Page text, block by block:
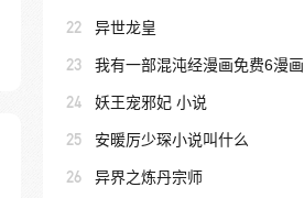
22 异世龙皇
23 我有一部混沌经漫画免费6漫画
24 妖王宠邪妃 小说
25 安暖厉少琛小说叫什么
26 异界之炼丹宗师